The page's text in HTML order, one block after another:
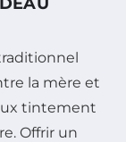
la mère et
tintement
Offrir un